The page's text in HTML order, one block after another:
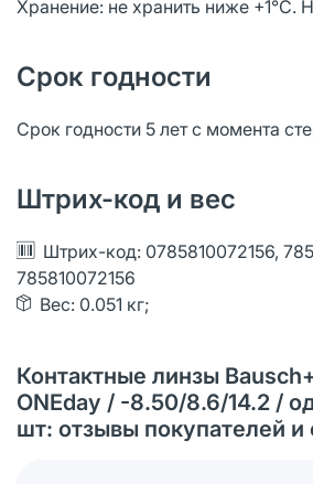
Хранение: не хранить ниже +1°С.
Срок годности
Срок годности 5 лет с момента
Штрих-код и вес
Штрих-код: 0785810072156,
785810072156
Вес: 0.051 кг;
Контактные линзы
ONEday / -8.50/8.6/14.2 /
шт: отзывы покупателей